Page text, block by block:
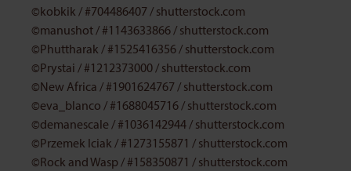
©kobkik / #704486407 / shutterstock.com
©manushot/ #1143633866/ shutterstock.com
©Phuttharak / #1525416356/ shutterstock.com
©Prystai / #1212373000/ shutterstock.com
©New Africa / #1901624767 / shutterstock.com
©eva_blanco / #1688045716/ shutterstock.com
©demanescale / #1036142944/ shutterstock.com
©Przemek Iciak / #1273155871 / shutterstock.com
©Rock and Wasp/ #158350871 / shutterstock.com